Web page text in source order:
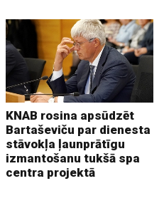
KNAB rosina apsūdzēt
Bartaševiču par dienesta
stāvokļa ļaunprātīgu
izmantošanu tukšā spa
centra projektā